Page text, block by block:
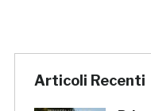
Articoli Recenti